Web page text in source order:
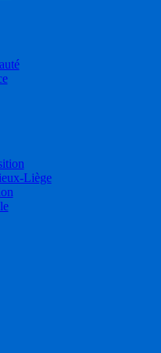
Liège